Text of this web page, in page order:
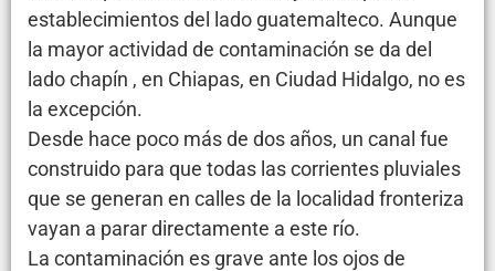
establecimientos del lado guatemalteco. Aunque
la mayor actividad de contaminación se da del
lado chapín , en Chiapas, en Ciudad Hidalgo, no es
la excepción.
Desde hace poco más de dos años, un canal fue
construido para que todas las corrientes pluviales
que se generan en calles de la localidad fronteriza
vayan a parar directamente a este río.
La contaminación es grave ante los ojos de